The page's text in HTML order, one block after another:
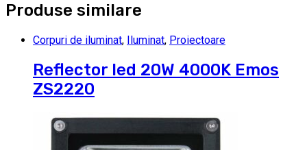
Produse similare
Corpuri de iluminat, Iluminat, Proiectoare
Reflector led 20W 4000K Emos
ZS2220